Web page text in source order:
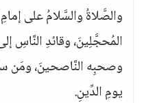
والصَّلاةُ والسَّلامُ على
المُحجَّلِينَ، وقائدِ النَّاسِ
وصحبِه النَّاصحينَ، ومَن
يومِ الدِّينِ.